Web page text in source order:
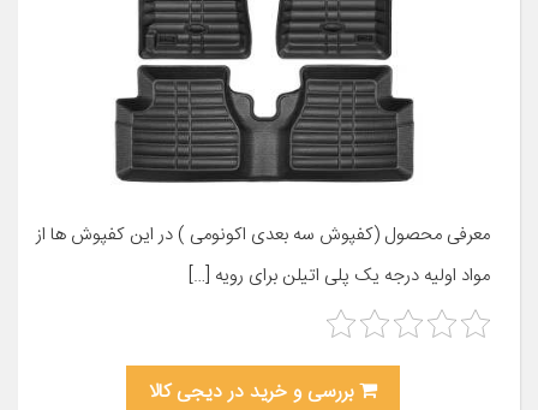
معرفی محصول (کفپوش سه بعدی اکونومی ) در این کفپوش ها از
مواد اولیه درجه یک پلی اتیلن برای رویه […]
بررسی و خرید در دیجی کالا